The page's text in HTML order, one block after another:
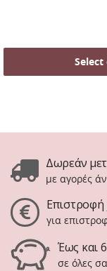
Δωρεάν
με αγορές
για
Έως και
σε όλες